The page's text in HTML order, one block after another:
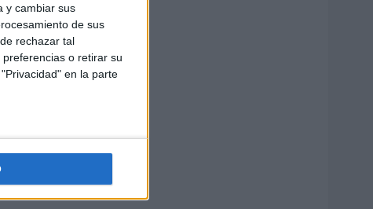
y cambiar sus
de sus
rechazar tal
o retirar su
en la parte